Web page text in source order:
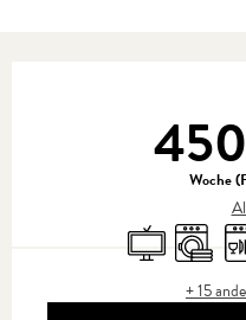
Woche
Fernsehen
+ 15